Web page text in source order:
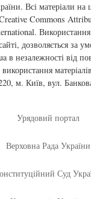
Всі матеріали на
Commons
. Використання
дозволяється за
в незалежності від
використання
м. Київ, вул.
Урядовий портал
Верховна Рада України
Суд